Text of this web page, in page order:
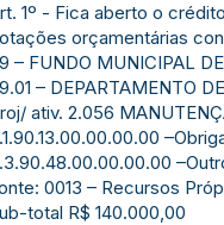
1º - Fica aberto o
orçamentárias
– FUNDO MUNICIPAL
– DEPARTAMENTO
ativ. 2.056
0013 – Recursos
total R$ 140.000,00